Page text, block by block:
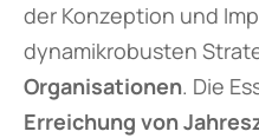
der Konzeption und
dynamikrobusten
Organisationen. Die
Erreichung von